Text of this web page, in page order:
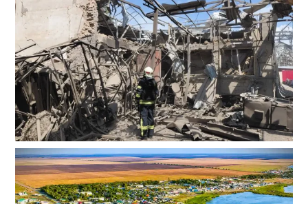
В Одессе выросло число пострадавших после атаки
реактивных дронов (фото)
2
24-07-2026 в 14:29